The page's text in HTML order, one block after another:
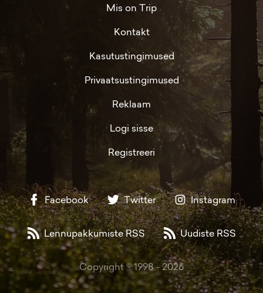
Mis on Trip
Kontakt
Kasutustingimused
Privaatsustingimused
Reklaam
Logi sisse
Registreeri
Facebook Twitter Instagram
Lennupakkumiste RSS Uudiste RSS
Copyright © 1998 -2026